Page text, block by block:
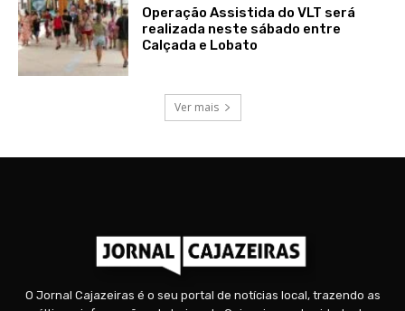
Operação Assistida do VLT será
realizada neste sábado entre
Calçada e Lobato
Ver mais
O Jornal Cajazeiras é o seu portal de notícias local, trazendo as